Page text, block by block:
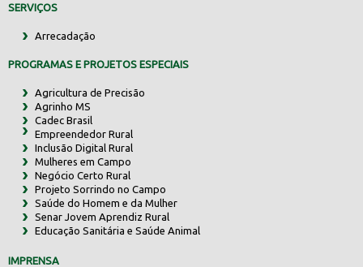
SERVIÇOS
Arrecadação
PROGRAMAS E PROJETOS ESPECIAIS
Agricultura de Precisão
Agrinho MS
Cadec Brasil
Empreendedor Rural
Inclusão Digital Rural
Mulheres em Campo
Negócio Certo Rural
Projeto Sorrindo no Campo
Saúde do Homem e da Mulher
Senar Jovem Aprendiz Rural
Educação Sanitária e Saúde Animal
IMPRENSA